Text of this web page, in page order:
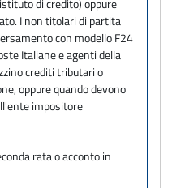
di credito) oppure
I non titolari di partita
con modello F24
Italiane e agenti della
crediti tributari o
oppure quando devono
impositore
rata o acconto in